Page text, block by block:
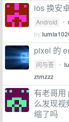
ios 换安
Android •
by
pixel 的
问与答 •
ztmzzz
有老哥用
么发现视
缩了吗